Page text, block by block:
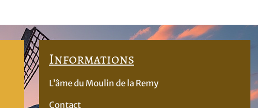
Informations
L’âme du Moulin de la Remy
Contact